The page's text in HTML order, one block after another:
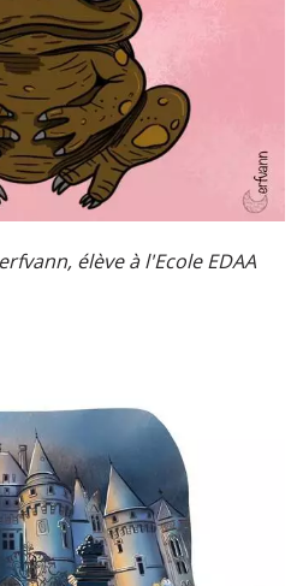
élève à l'Ecole EDAA